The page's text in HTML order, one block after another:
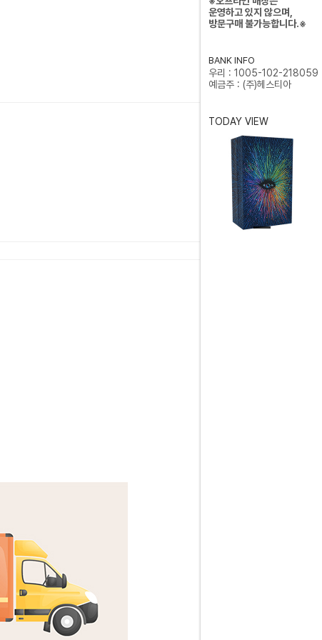
운영하고 있지 않으며,
방문구매 불가능합니다.※
BANK INFO
우리 : 1005-102-218059
예금주 : (주)헤스티아
TODAY VIEW